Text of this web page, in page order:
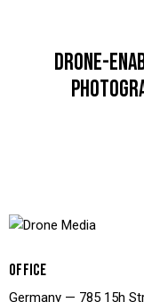
DRONE-
OFFICE
Germany — 785 15h